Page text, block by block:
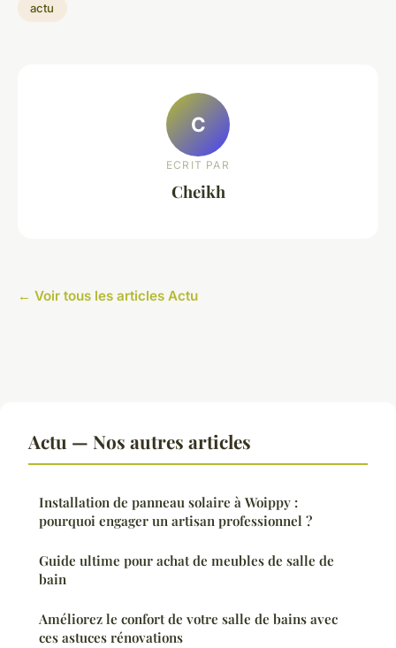
actu
C
ECRIT PAR
Cheikh
← Voir tous les articles Actu
Actu — Nos autres articles
Installation de panneau solaire à Woippy :
pourquoi engager un artisan professionnel ?
Guide ultime pour achat de meubles de salle de
bain
Améliorez le confort de votre salle de bains avec
ces astuces rénovations